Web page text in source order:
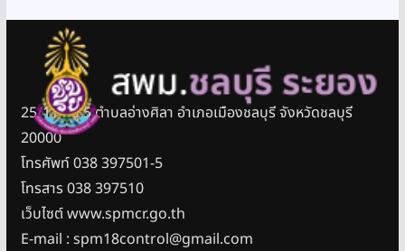
25/11 หมู่ 5 ตำบลอ่างศิลา อำเภอเมืองชลบุรี จังหวัดชลบุรี
20000
โทรศัพท์ 038 397501-5
โทรสาร 038 397510
เว็บไซต์ www.spmcr.go.th
E-mail : spm18control@gmail.com